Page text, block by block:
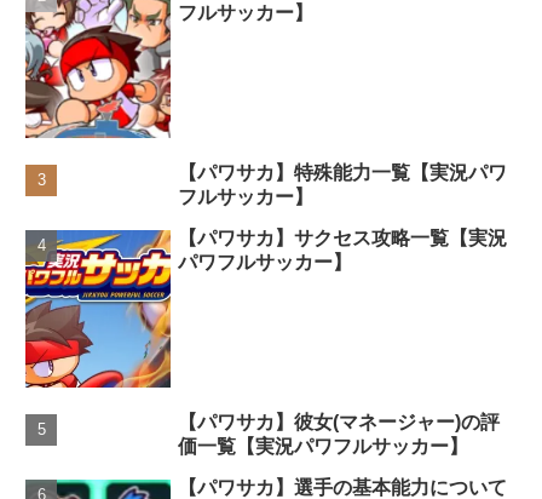
フルサッカー】
【パワサカ】特殊能力一覧【実況パワ
フルサッカー】
【パワサカ】サクセス攻略一覧【実況
パワフルサッカー】
【パワサカ】彼女(マネージャー)の評
価一覧【実況パワフルサッカー】
【パワサカ】選手の基本能力について